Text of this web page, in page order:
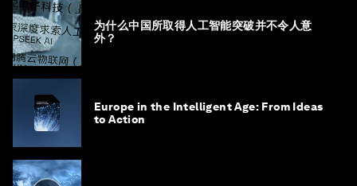
为什么中国所取得人工智能突破并不令人意
外？
Europe in the Intelligent Age: From Ideas
to Action